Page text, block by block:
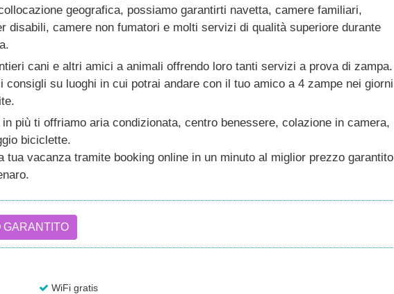
geografica, possiamo garantirti navetta, camere familiari,
disabili, camere non fumatori e molti servizi di qualità superiore durante
cani e altri amici a animali offrendo loro tanti servizi a prova di zampa.
consigli su luoghi in cui potrai andare con il tuo amico a 4 zampe nei giorni
più ti offriamo aria condizionata, centro benessere, colazione in camera,
biciclette.
tua vacanza tramite booking online in un minuto al miglior prezzo garantito
GARANTITO
WiFi gratis